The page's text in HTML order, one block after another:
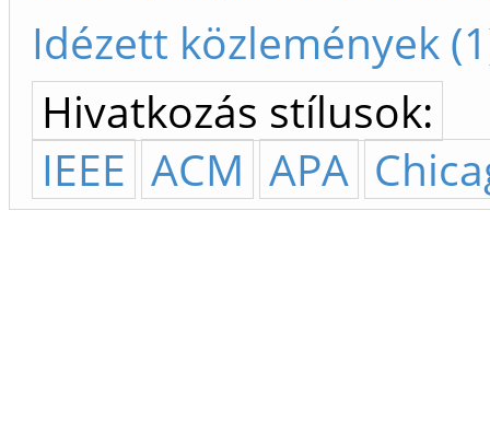
Idézett közlemények
Hivatkozás stílusok:
IEEE ACM APA